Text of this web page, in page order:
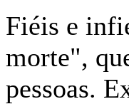
Fiéis e
morte",
pessoas.